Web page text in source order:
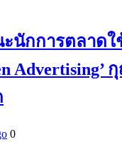
นักการตลาดใ
Advertising’
0